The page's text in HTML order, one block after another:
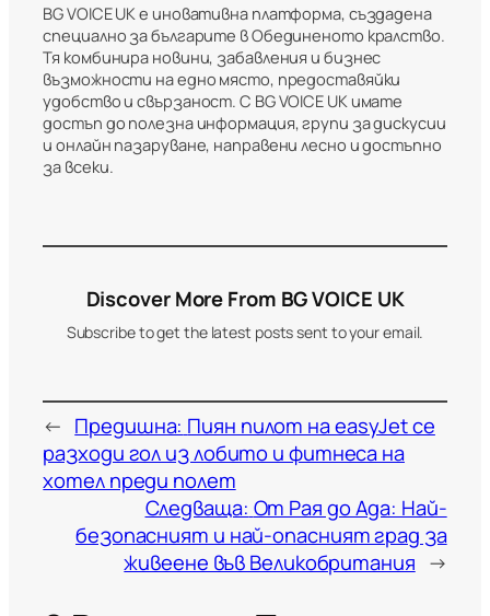
BG VOICE UK е иновативна платформа, създадена
специално за българите в Обединеното кралство.
Тя комбинира новини, забавления и бизнес
възможности на едно място, предоставяйки
удобство и свързаност. С BG VOICE UK имате
достъп до полезна информация, групи за дискусии
и онлайн пазаруване, направени лесно и достъпно
за всеки.
Discover More From BG VOICE UK
Subscribe to get the latest posts sent to your email.
← Предишна: Пиян пилот на easyJet се
разходи гол из лобито и фитнеса на
хотел преди полет
Следваща: От Рая до Адa: Най-
безопасният и най-опасният град за
живеене във Великобритания →